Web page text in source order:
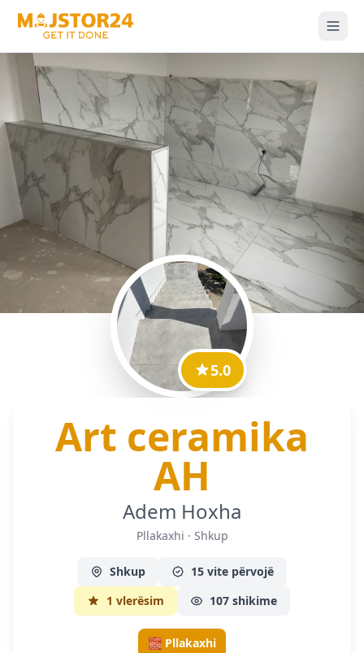
5.0
Art ceramika
AH
Adem Hoxha
Pllakaxhi · Shkup
Shkup
15 vite përvojë
1 vlerësim
107 shikime
🧱 Pllakaxhi